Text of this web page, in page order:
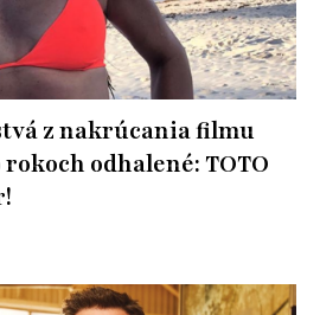
z nakrúcania filmu
odhalené: TOTO